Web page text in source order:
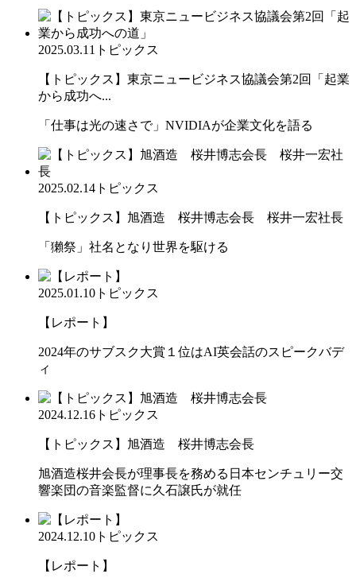
2025.03.11 トピックス
【トピックス】東京ニュービジネス協議会第2回「起業
から成功へ...
「仕事は光の速さで」NVIDIAが企業文化を語る
2025.02.14 トピックス
【トピックス】旭酒造 桜井博志会長 桜井一宏社長
「獺祭」社名となり世界を駆ける
2025.01.10 トピックス
【レポート】
2024年のサブスク大賞１位はAI英会話のスピークバデ
ィ
2024.12.16 トピックス
【トピックス】旭酒造 桜井博志会長
旭酒造桜井会長が理事長を務める日本センチュリー交
響楽団の音楽監督に久石譲氏が就任
2024.12.10 トピックス
【レポート】